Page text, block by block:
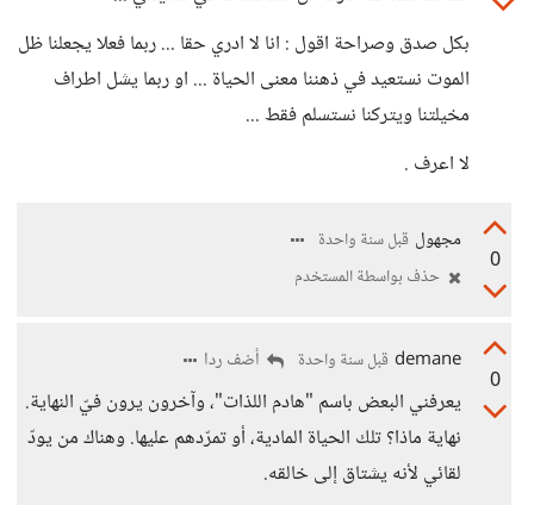
بكل صدق وصراحة اقول : انا لا ادري حقا ... ربما فعلا يجعلنا ظل
الموت نستعيد في ذهننا معنى الحياة ... او ربما يشل اطراف
مخيلتنا ويتركنا نستسلم فقط ...
لا اعرف .
0
مجهول قبل سنة واحدة
حذف بواسطة المستخدم
0
demane قبل سنة واحدة أضف ردا
يعرفني البعض باسم "هادم اللذات"، وآخرون يرون فيّ النهاية.
نهاية ماذا؟ تلك الحياة المادية، أو تمرّدهم عليها. وهناك من يودّ
لقائي لأنه يشتاق إلى خالقه.